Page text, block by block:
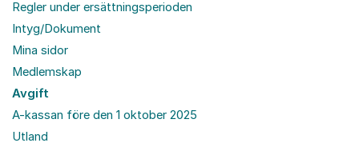
Regler under ersättningsperioden
Intyg/Dokument
Mina sidor
Medlemskap
Avgift
A-kassan före den 1 oktober 2025
Utland